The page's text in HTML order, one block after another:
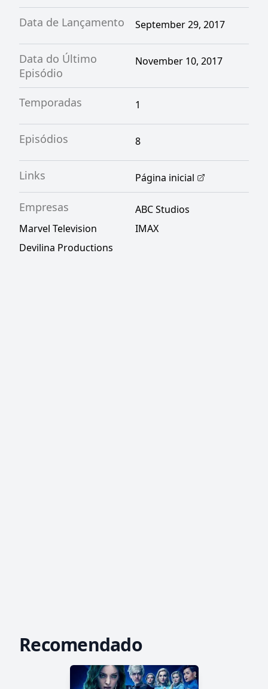
Data de Lançamento September 29, 2017
Data do Último
Episódio
November 10, 2017
Temporadas 1
Episódios 8
Links Página inicial
Empresas
ABC Studios
Marvel Television
IMAX
Devilina Productions
Recomendado